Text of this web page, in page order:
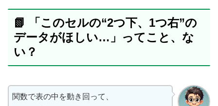
📗 「このセルの“2つ下、1つ右”の
データがほしい…」ってこと、な
い？
関数で表の中を動き回って、